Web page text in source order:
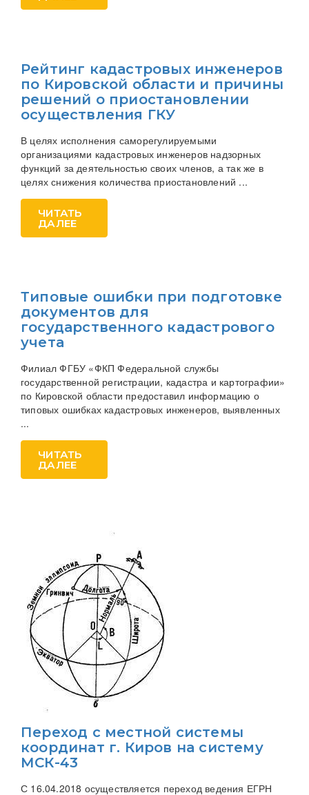
Рейтинг кадастровых инженеров
по Кировской области и причины
решений о приостановлении
осуществления ГКУ
В целях исполнения саморегулируемыми
организациями кадастровых инженеров надзорных
функций за деятельностью своих членов, а так же в
целях снижения количества приостановлений ...
ЧИТАТЬ
ДАЛЕЕ
Типовые ошибки при подготовке
документов для
государственного кадастрового
учета
Филиал ФГБУ «ФКП Федеральной службы
государственной регистрации, кадастра и картографии»
по Кировской области предоставил информацию о
типовых ошибках кадастровых инженеров, выявленных
...
ЧИТАТЬ
ДАЛЕЕ
Переход с местной системы
координат г. Киров на систему
МСК-43
С 16.04.2018 осуществляется переход ведения ЕГРН